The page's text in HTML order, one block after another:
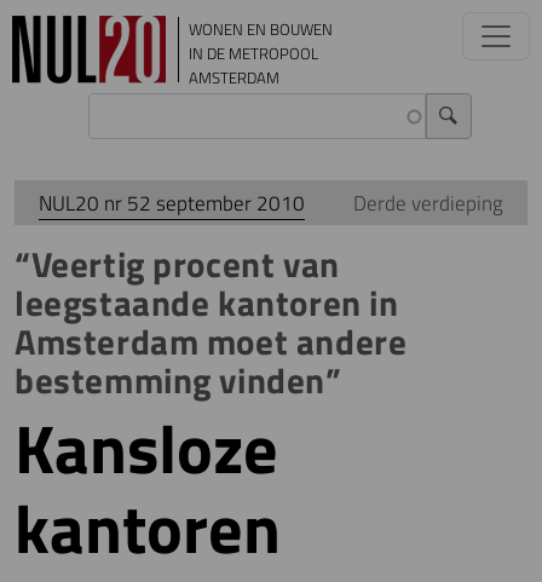
Overslaan en naar de inhoud gaan
WONEN EN BOUWEN
IN DE METROPOOL
AMSTERDAM
NUL20 nr 52 september 2010 Derde verdieping
“Veertig procent van
leegstaande kantoren in
Amsterdam moet andere
bestemming vinden”
Kansloze
kantoren